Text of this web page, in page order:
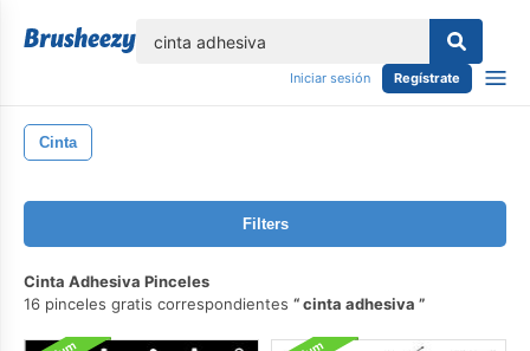
Iniciar sesión Regístrate
Cinta
Filters
Cinta Adhesiva Pinceles
16 pinceles gratis correspondientes
cinta adhesiva